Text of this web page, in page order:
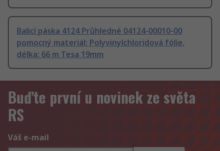
Balicí páska 4124 Průhledné 04124-00010-00
pomocný materiál: Polyvinylchloridová fólie,
délka: 66 m Tesa 19mm
Buďte první u novinek ze světa
RS
Váš e-mail